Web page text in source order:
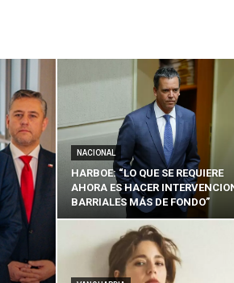
Nación
NACIONAL
HARBOE: “LO QUE SE REQUIERE
AHORA ES HACER
BARRIALES MÁS DE FONDO”